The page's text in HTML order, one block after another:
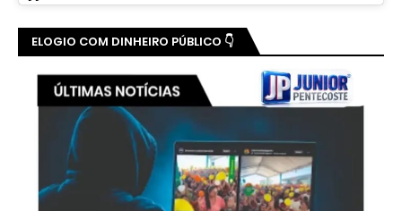
ELOGIO COM DINHEIRO PÚBLICO 👇